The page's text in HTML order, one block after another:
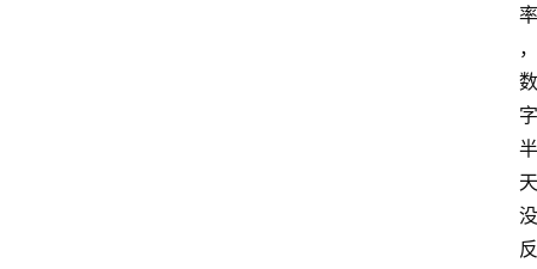
率
，
数
字
半
天
没
反